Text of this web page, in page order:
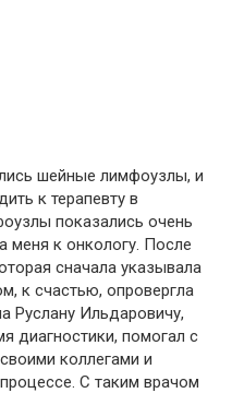
шейные лимфоузлы, и
к терапевту в
показались очень
меня к онкологу. После
сначала указывала
к счастью, опровергла
Руслану Ильдаровичу,
диагностики, помогал с
коллегами и
С таким врачом